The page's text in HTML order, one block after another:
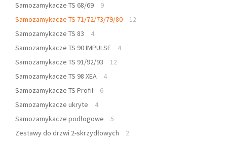
Samozamykacze TS 68/69
9
Samozamykacze TS 71/72/73/79/80
12
Samozamykacze TS 83
4
Samozamykacze TS 90 IMPULSE
4
Samozamykacze TS 91/92/93
12
Samozamykacze TS 98 XEA
4
Samozamykacze TS Profil
6
Samozamykacze ukryte
4
Samozamykacze podłogowe
5
Zestawy do drzwi 2-skrzydłowych
2